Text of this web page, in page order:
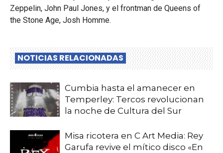
Zeppelin, John Paul Jones, y el frontman de Queens of
the Stone Age, Josh Homme.
NOTICIAS RELACIONADAS
Cumbia hasta el amanecer en
Temperley: Tercos revolucionan
la noche de Cultura del Sur
Misa ricotera en C Art Media: Rey
Garufa revive el mítico disco «En